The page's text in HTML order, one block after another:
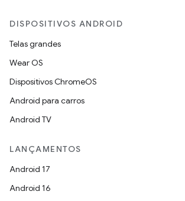
DISPOSITIVOS ANDROID
Telas grandes
Wear OS
Dispositivos ChromeOS
Android para carros
Android TV
LANÇAMENTOS
Android 17
Android 16